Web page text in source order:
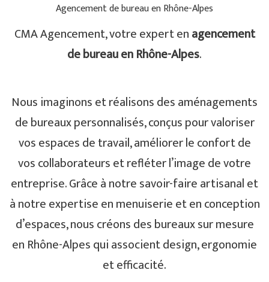
Agencement de bureau en Rhône-Alpes
CMA Agencement, votre expert enagencement
de bureau en Rhône-Alpes.
Nous imaginons et réalisons des aménagements
de bureaux personnalisés, conçus pour valoriser
vos espaces de travail, améliorer le confort de
vos collaborateurs et refléter l’image de votre
entreprise. Grâce à notre savoir-faire artisanal et
à notre expertise en menuiserie et en conception
d’espaces, nous créons des bureaux sur mesure
en Rhône-Alpes qui associent design, ergonomie
et efficacité.